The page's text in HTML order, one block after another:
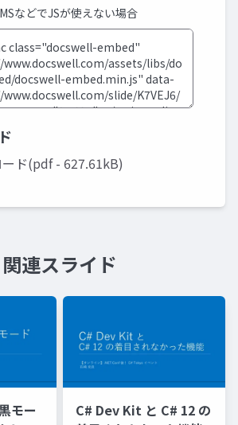
などでJSが使えない場合
ド(pdf - 627.61kB)
関連スライド
モー
C# Dev Kit と C# 12 の